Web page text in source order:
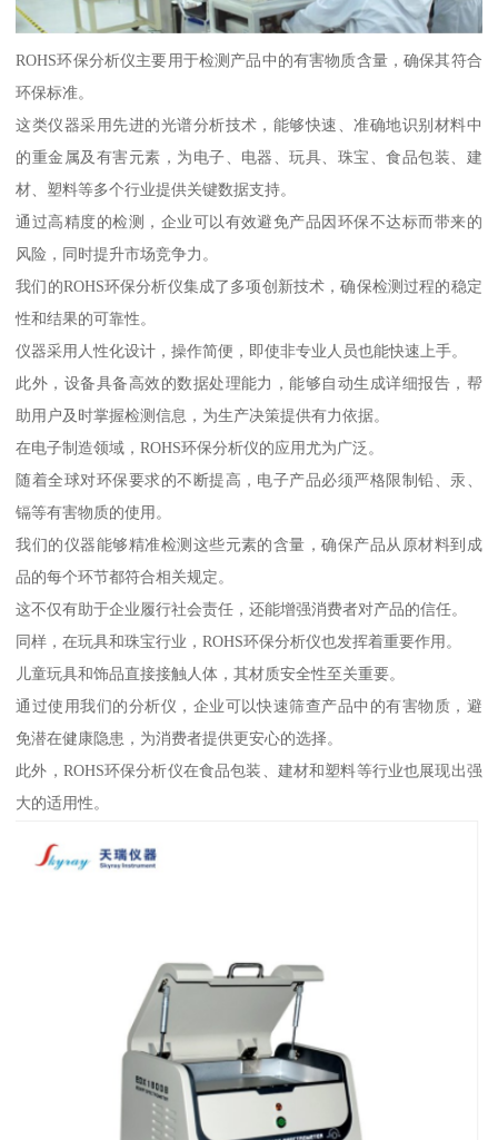
ROHS环保分析仪主要用于检测产品中的有害物质含量，确保其符合
环保标准。
这类仪器采用先进的光谱分析技术，能够快速、准确地识别材料中
的重金属及有害元素，为电子、电器、玩具、珠宝、食品包装、建
材、塑料等多个行业提供关键数据支持。
通过高精度的检测，企业可以有效避免产品因环保不达标而带来的
风险，同时提升市场竞争力。
我们的ROHS环保分析仪集成了多项创新技术，确保检测过程的稳定
性和结果的可靠性。
仪器采用人性化设计，操作简便，即使非专业人员也能快速上手。
此外，设备具备高效的数据处理能力，能够自动生成详细报告，帮
助用户及时掌握检测信息，为生产决策提供有力依据。
在电子制造领域，ROHS环保分析仪的应用尤为广泛。
随着全球对环保要求的不断提高，电子产品必须严格限制铅、汞、
镉等有害物质的使用。
我们的仪器能够精准检测这些元素的含量，确保产品从原材料到成
品的每个环节都符合相关规定。
这不仅有助于企业履行社会责任，还能增强消费者对产品的信任。
同样，在玩具和珠宝行业，ROHS环保分析仪也发挥着重要作用。
儿童玩具和饰品直接接触人体，其材质安全性至关重要。
通过使用我们的分析仪，企业可以快速筛查产品中的有害物质，避
免潜在健康隐患，为消费者提供更安心的选择。
此外，ROHS环保分析仪在食品包装、建材和塑料等行业也展现出强
大的适用性。